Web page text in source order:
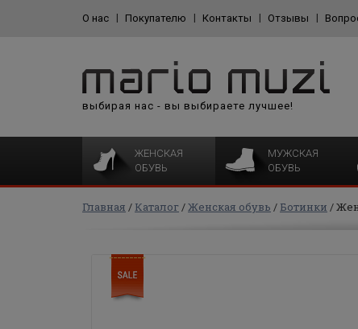
О нас Покупателю Контакты Отзывы
выбирая нас - вы выбираете лучшее!
ЖЕНСКАЯ
ОБУВЬ
МУЖСКАЯ
ОБУВЬ
Главная Каталог Женская обувь Ботинки